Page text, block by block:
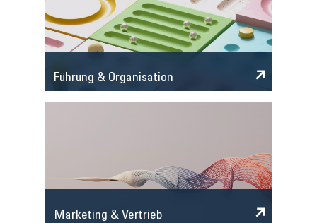
Führung & Organisation
Marketing & Vertrieb